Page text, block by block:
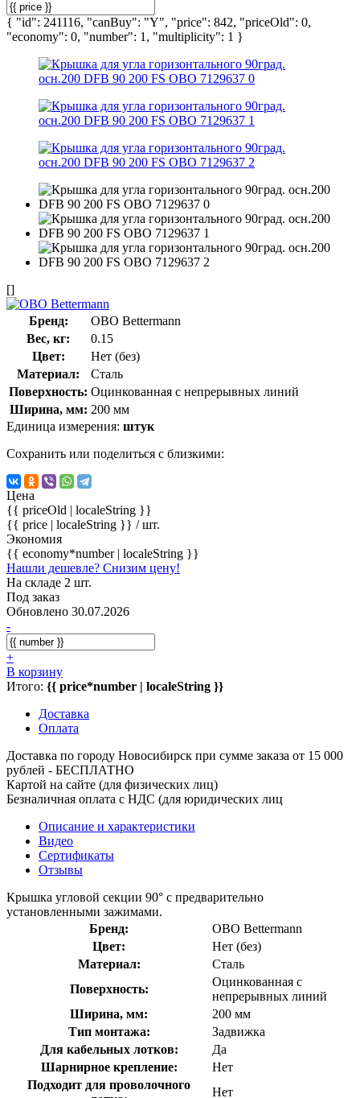
{ "id": 241116, "canBuy": "Y", "price": 842, "priceOld": 0,
"economy": 0, "number": 1, "multiplicity": 1 }
[]
Бренд:
OBO Bettermann
Вес, кг:
0.15
Цвет:
Нет (без)
Материал:
Сталь
Поверхность: Оцинкованная с непрерывных линий
Ширина, мм: 200 мм
Единица измерения: штук
Сохранить или поделиться с близкими:
Цена
{{ priceOld | localeString }}
{{ price | localeString }} / шт.
Экономия
{{ economy*number | localeString }}
Нашли дешевле? Снизим цену!
На складе 2 шт.
Под заказ
Обновлено 30.07.2026
-
+
В корзину
Итого: {{ price*number | localeString }}
Доставка
Оплата
Доставка по городу Новосибирск при сумме заказа от 15 000
рублей - БЕСПЛАТНО
Картой на сайте (для физических лиц)
Безналичная оплата с НДС (для юридических лиц
Описание и характеристики
Видео
Сертификаты
Отзывы
Крышка угловой секции 90° с предварительно
установленными зажимами.
Бренд:
OBO Bettermann
Цвет:
Нет (без)
Материал:
Сталь
Поверхность:
Оцинкованная с
непрерывных линий
Ширина, мм:
200 мм
Тип монтажа:
Задвижка
Для кабельных лотков:
Да
Шарнирное крепление:
Нет
Подходит для проволочного
Нет